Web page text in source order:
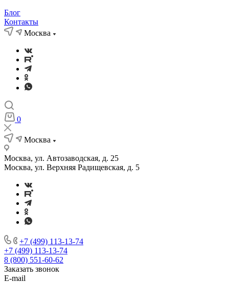
Блог
Контакты
Москва
0
Москва
Москва, ул. Автозаводская, д. 25
Москва, ул. Верхняя Радищевская, д. 5
+7 (499) 113-13-74
+7 (499) 113-13-74
8 (800) 551-60-62
Заказать звонок
E-mail